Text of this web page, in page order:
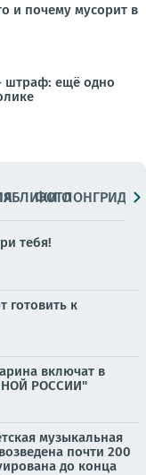
и почему мусорит в
штраф: ещё одно
ФОТОЛОНГРИДЫ
тебя!
готовить к
включат в
РОССИИ"
музыкальная
почти 200
до конца